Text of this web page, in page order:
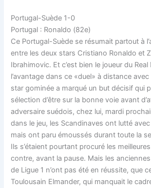
Portugal-Suède 1-0
Portugal : Ronaldo (82e)
Ce Portugal-Suède se résumait partout à
entre les deux stars Cristiano Ronaldo et
Ibrahimovic. Et c’est bien le joueur du
l’avantage dans ce «duel» à distance avec
star gominée a marqué un but décisif qui
sélection d’être sur la bonne voie avant
adversaire suédois, chez lui, mardi
dans le jeu, les Scandinaves ont lutté
mais ont paru émoussés durant toute la
Ils s’étaient pourtant procuré les
contre, avant la pause. Mais les
de Ligue 1 n’ont pas été en réussite, que
Toulousain Elmander, qui manquait le